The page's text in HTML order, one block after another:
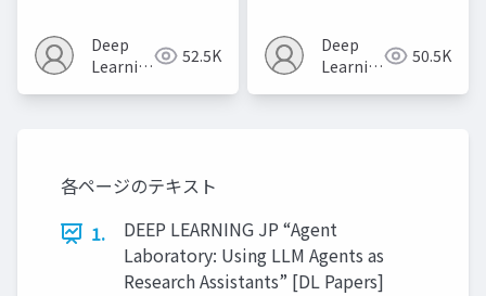
Deep
Learning
52.5K
Deep
Learning
50.5K
各ページのテキスト
1.
DEEP LEARNING JP “Agent
Laboratory: Using LLM Agents as
Research Assistants” [DL Papers]